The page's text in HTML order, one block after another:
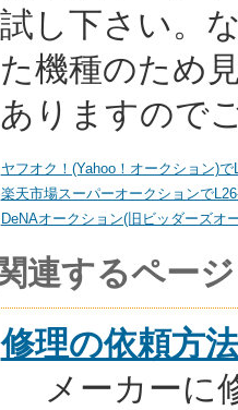
試し下さい。
た機種のため
ありますので
ヤフオク！(Yahoo！オークション)で
楽天市場スーパーオークションで
DeNAオークション(旧ビッダーズオ
連するページ
修理の依頼方法
メーカーに